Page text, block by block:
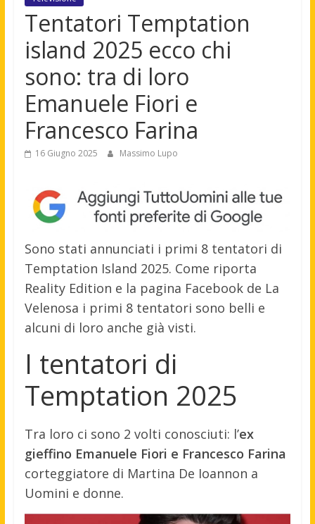
Tentatori Temptation
island 2025 ecco chi
sono: tra di loro
Emanuele Fiori e
Francesco Farina
16 Giugno 2025 Massimo Lupo
Sono stati annunciati i primi 8 tentatori di
Temptation Island 2025. Come riporta
Reality Edition e la pagina Facebook de La
Velenosa i primi 8 tentatori sono belli e
alcuni di loro anche già visti.
I tentatori di
Temptation 2025
Tra loro ci sono 2 volti conosciuti: l’ex
gieffino Emanuele Fiori e Francesco Farina
corteggiatore di Martina De Ioannon a
Uomini e donne.